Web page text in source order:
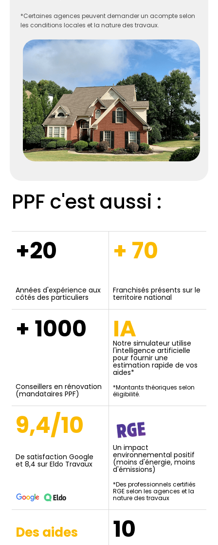
*Certaines agences peuvent demander un acompte selon
les conditions locales et la nature des travaux.
PPF c'est aussi :
+20
Années d'expérience aux
côtés des particuliers
+ 70
Franchisés présents sur le
territoire national
+ 1000
Conseillers en rénovation
(mandataires PPF)
IA
Notre simulateur utilise
l'intelligence artificielle
pour fournir une
estimation rapide de vos
aides*
*Montants théoriques selon
éligibilité.
9,4/10
De satisfaction Google
et 8,4 sur Eldo Travaux
Un impact
environnemental positif
(moins d'énergie, moins
d'émissions)
*Des professionnels certifiés
RGE selon les agences et la
nature des travaux
Des aides
10